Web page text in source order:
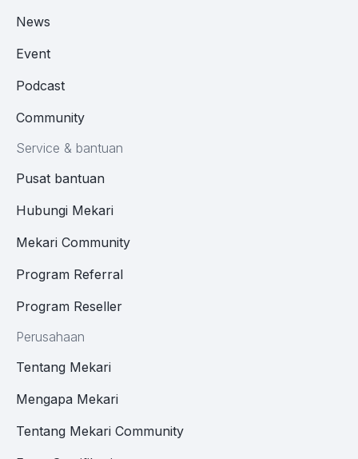
News
Event
Podcast
Community
Service & bantuan
Pusat bantuan
Hubungi Mekari
Mekari Community
Program Referral
Program Reseller
Perusahaan
Tentang Mekari
Mengapa Mekari
Tentang Mekari Community